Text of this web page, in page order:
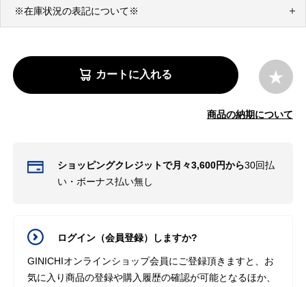
※在庫状況の表記について※
カートに入れる
商品の納期について
ショッピングクレジットで月々3,600円から30回払
い・ボーナス払い無し
ログイン（会員登録）しますか?
GINICHIオンラインショップ会員にご登録頂きますと、お
気に入り商品の登録や購入履歴の確認が可能となるほか、